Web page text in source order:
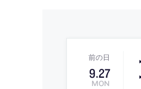
9.27
MON